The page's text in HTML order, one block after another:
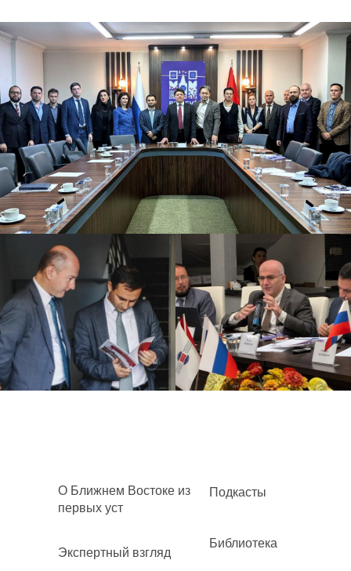
Библиотека
Подкасты
Экспертный взгляд
О Ближнем Востоке из
первых уст